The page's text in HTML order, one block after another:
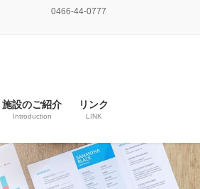
0466-44-0777
施設のご紹介
Introduction
リンク
LINK